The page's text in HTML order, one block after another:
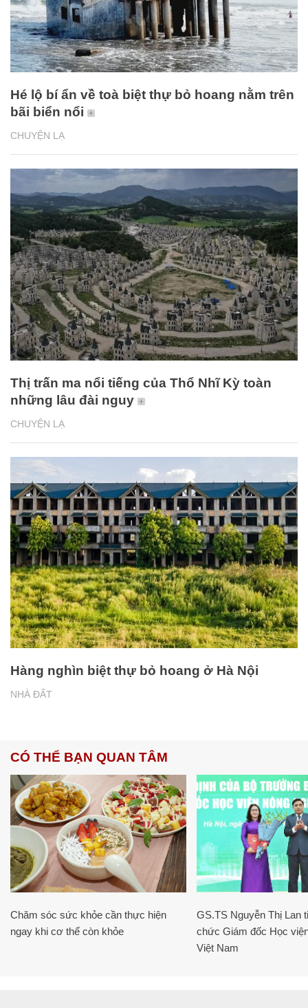
CHUYỆN LẠ
Hé lộ bí ẩn về toà biệt thự bỏ hoang nằm trên
bãi biển nổi
CHUYỆN LẠ
Thị trấn ma nổi tiếng của Thổ Nhĩ Kỳ toàn
những lâu đài nguy
NHÀ ĐẤT
Hàng nghìn biệt thự bỏ hoang ở Hà Nội
CÓ THỂ BẠN QUAN TÂM
Chăm sóc sức khỏe cần thực hiện
ngay khi cơ thể còn khỏe
GS.TS Nguyễn Thị Lan
chức Giám đốc Học
Việt Nam